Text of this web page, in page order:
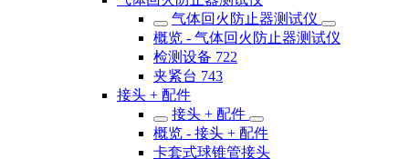
气体回火防止器测试仪
概览 - 气体回火防止器测试仪
检测设备 722
夹紧台 743
接头 + 配件
接头 + 配件
概览 - 接头 + 配件
卡套式球锥管接头